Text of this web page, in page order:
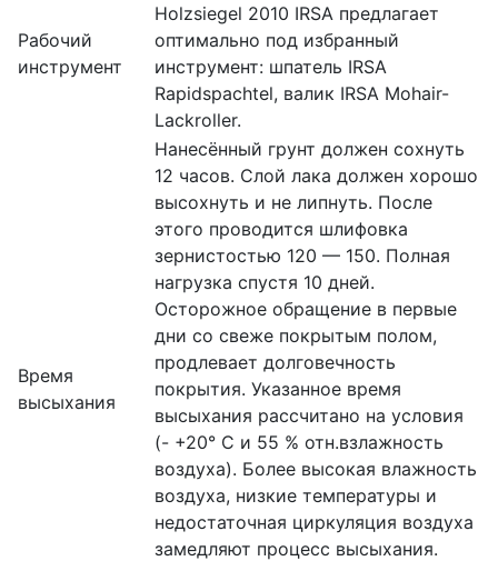
Рабочий
инструмент
Holzsiegel 2010 IRSA предлагает
оптимально под избранный
инструмент: шпатель IRSA
Rapidspachtel, валик IRSA Mohair-
Lackroller.
Время
высыхания
Нанесённый грунт должен сохнуть
12 часов. Слой лака должен хорошо
высохнуть и не липнуть. После
этого проводится шлифовка
зернистостью 120 — 150. Полная
нагрузка спустя 10 дней.
Осторожное обращение в первые
дни со свеже покрытым полом,
продлевает долговечность
покрытия. Указанное время
высыхания рассчитано на условия
(- +20° С и 55 % отн.взлaжнocть
воздуха). Более высокая влажность
воздуха, низкие температуры и
недостаточная циркуляция воздуха
замедляют процесс высыхания.